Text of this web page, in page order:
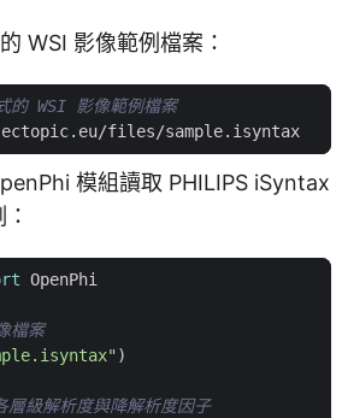
WSI 影像範例檔案：
WSI 影像範例檔案
模組讀取 PHILIPS iSyntax
OpenPhi
檔案
)
級解析度與降解析度因子